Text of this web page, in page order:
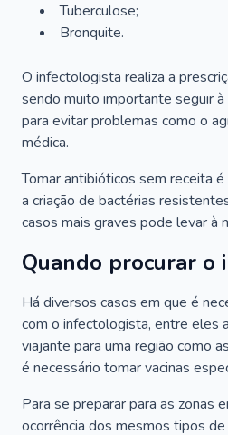
Tuberculose;
Bronquite.
O infectologista realiza a
sendo muito importante seguir à
para evitar problemas como o
médica.
Tomar antibióticos sem receita
a criação de bactérias
casos mais graves pode levar à
Quando procurar o
Há diversos casos em que é
com o infectologista, entre eles
viajante para uma região como
é necessário tomar vacinas
Para se preparar para as zonas
ocorrência dos mesmos tipos